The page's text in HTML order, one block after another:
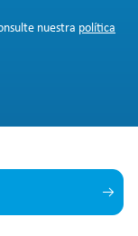
nuestra política